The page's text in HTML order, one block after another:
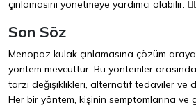
çınlamasını yönetmeye yardımcı olabilir.
Son Söz
Menopoz kulak çınlamasına çözüm
yöntem mevcuttur. Bu yöntemler
tarzı değişiklikleri, alternatif tedaviler ve
Her bir yöntem, kişinin semptomlarına ve